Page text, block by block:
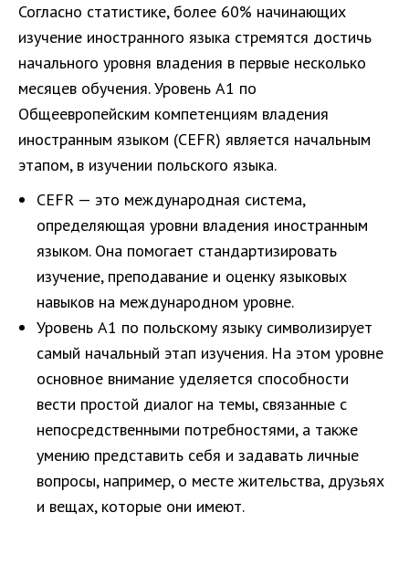
Согласно статистике, более 60% начинающих
изучение иностранного языка стремятся достичь
начального уровня владения в первые несколько
месяцев обучения. Уровень A1 по
Общеевропейским компетенциям владения
иностранным языком (CEFR) является начальным
этапом, в изучении польского языка.
CEFR — это международная система,
определяющая уровни владения иностранным
языком. Она помогает стандартизировать
изучение, преподавание и оценку языковых
навыков на международном уровне.
Уровень A1 по польскому языку символизирует
самый начальный этап изучения. На этом уровне
основное внимание уделяется способности
вести простой диалог на темы, связанные с
непосредственными потребностями, а также
умению представить себя и задавать личные
вопросы, например, о месте жительства, друзьях
и вещах, которые они имеют.